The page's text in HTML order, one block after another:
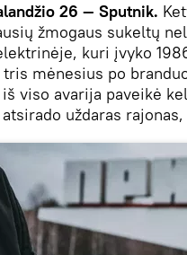
26 — Sputnik.
žmogaus sukeltų
kuri įvyko
mėnesius po
viso avarija paveikė
uždaras